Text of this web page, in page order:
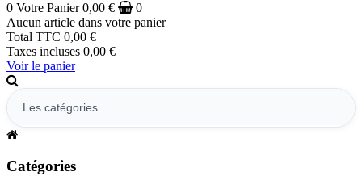
0 Votre Panier 0,00 €
0
Aucun article dans votre panier
Total TTC 0,00 €
Taxes incluses 0,00 €
Voir le panier
Catégories